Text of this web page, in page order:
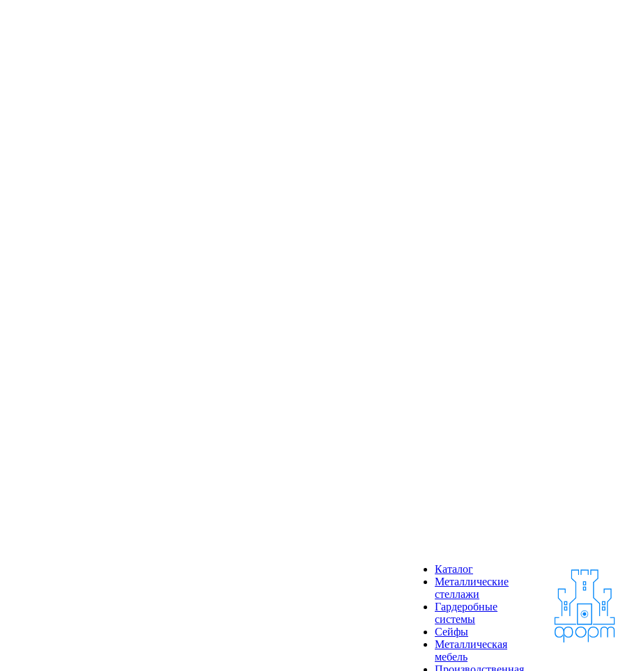
Каталог
Металлические
стеллажи
Гардеробные
системы
Сейфы
Металлическая
мебель